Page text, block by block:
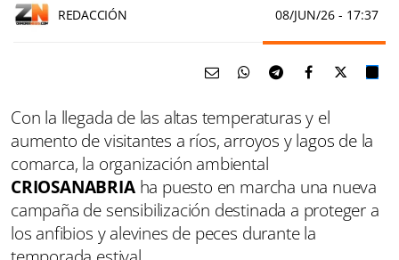
REDACCIÓN 08/JUN/26 - 17:37
Con la llegada de las altas temperaturas y el
aumento de visitantes a ríos, arroyos y lagos de la
comarca, la organización ambiental
CRIOSANABRIAha puesto en marcha una nueva
campaña de sensibilización destinada a proteger a
los anfibios y alevines de peces durante la